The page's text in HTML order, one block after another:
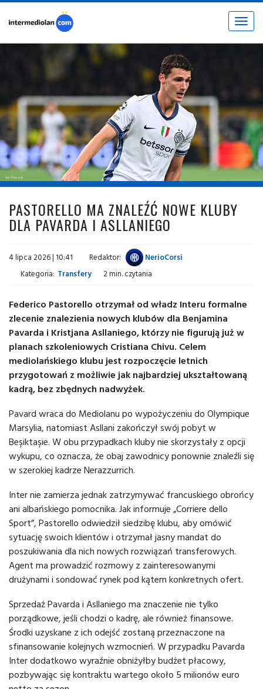
Toggle
fot. © inter.it
PASTORELLO MA ZNALEŹĆ NOWE KLUBY
DLA PAVARDA I ASLLANIEGO
4 lipca 2026 | 10:41 Redaktor:
NerioCorsi
Kategoria: Transfery 2 min. czytania
Federico Pastorello otrzymał od władz Interu formalne
zlecenie znalezienia nowych klubów dla Benjamina
Pavarda i Kristjana Asllaniego, którzy nie figurują już w
planach szkoleniowych Cristiana Chivu. Celem
mediolańskiego klubu jest rozpoczęcie letnich
przygotowań z możliwie jak najbardziej ukształtowaną
kadrą, bez zbędnych nadwyżek.
Pavard wraca do Mediolanu po wypożyczeniu do Olympique
Marsylia, natomiast Asllani zakończył swój pobyt w
Beşiktaşie. W obu przypadkach kluby nie skorzystały z opcji
wykupu, co oznacza, że obaj zawodnicy ponownie znaleźli się
w szerokiej kadrze Nerazzurrich.
Inter nie zamierza jednak zatrzymywać francuskiego obrońcy
ani albańskiego pomocnika. Jak informuje „Corriere dello
Sport”, Pastorello odwiedził siedzibę klubu, aby omówić
sytuację swoich klientów i otrzymał jasny mandat do
poszukiwania dla nich nowych rozwiązań transferowych.
Agent ma prowadzić rozmowy z zainteresowanymi
drużynami i sondować rynek pod kątem konkretnych ofert.
Sprzedaż Pavarda i Asllaniego ma znaczenie nie tylko
porządkowe, jeśli chodzi o kadrę, ale również finansowe.
Środki uzyskane z ich odejść zostaną przeznaczone na
sfinansowanie kolejnych wzmocnień. W przypadku Pavarda
Inter dodatkowo wyraźnie obniżyłby budżet płacowy,
pozbywając się kontraktu wartego około 5 milionów euro